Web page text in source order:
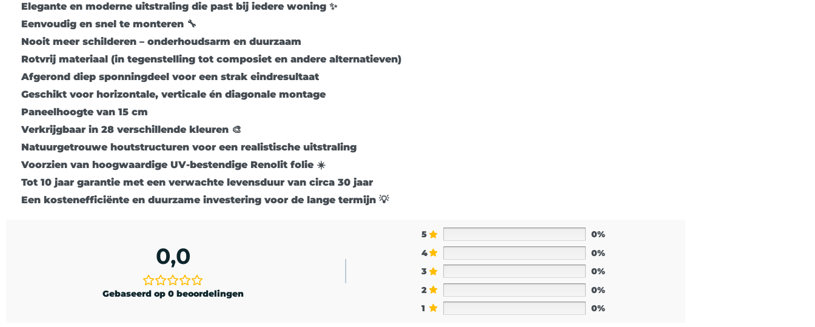
Elegante en moderne uitstraling die past bij iedere woning ✨
Eenvoudig en snel te monteren 🔧
Nooit meer schilderen – onderhoudsarm en duurzaam
Rotvrij materiaal (in tegenstelling tot composiet en andere alternatieven)
Afgerond diep sponningdeel voor een strak eindresultaat
Geschikt voor horizontale, verticale én diagonale montage
Paneelhoogte van 15 cm
Verkrijgbaar in 28 verschillende kleuren 🎨
Natuurgetrouwe houtstructuren voor een realistische uitstraling
Voorzien van hoogwaardige UV-bestendige Renolit folie ☀️
Tot 10 jaar garantie met een verwachte levensduur van circa 30 jaar
Een kostenefficiënte en duurzame investering voor de lange termijn 💡
0,0
Gebaseerd op 0 beoordelingen
5
0%
4
0%
3
0%
2
0%
1
0%